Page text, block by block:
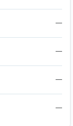
—
—
—
—